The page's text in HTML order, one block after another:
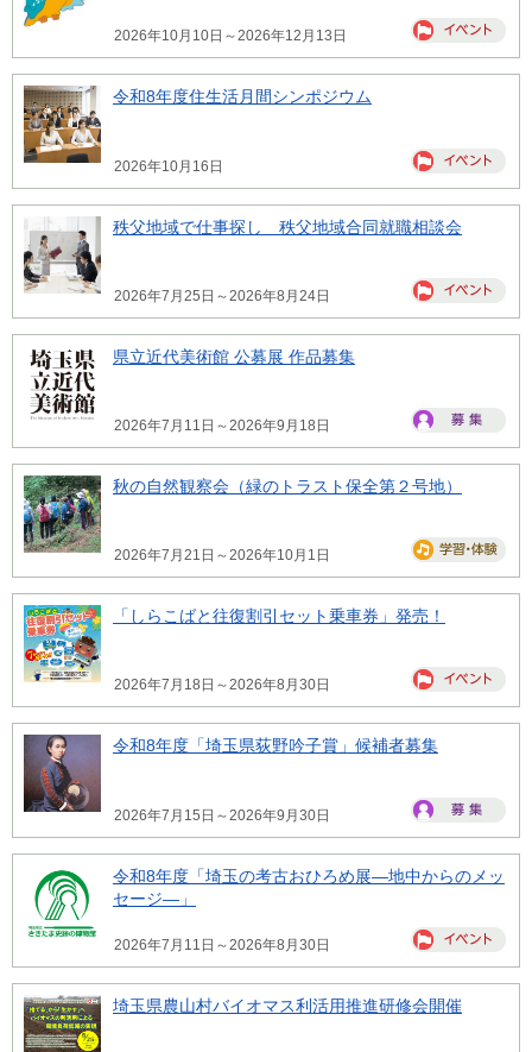
2026年10月10日～2026年12月13日
令和8年度住生活月間シンポジウム
2026年10月16日
秩父地域で仕事探し 秩父地域合同就職相談会
2026年7月25日～2026年8月24日
県立近代美術館 公募展 作品募集
2026年7月11日～2026年9月18日
秋の自然観察会（緑のトラスト保全第２号地）
2026年7月21日～2026年10月1日
「しらこばと往復割引セット乗車券」発売！
2026年7月18日～2026年8月30日
令和8年度「埼玉県荻野吟子賞」候補者募集
2026年7月15日～2026年9月30日
令和8年度「埼玉の考古おひろめ展―地中からのメッ
セージ―」
2026年7月11日～2026年8月30日
埼玉県農山村バイオマス利活用推進研修会開催